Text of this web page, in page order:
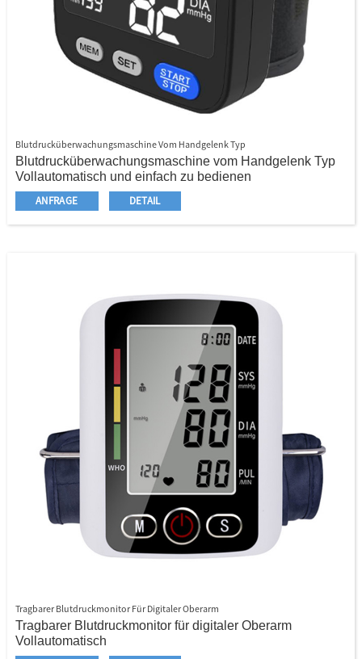
Blutdrucküberwachungsmaschine Vom Handgelenk Typ
Blutdrucküberwachungsmaschine vom Handgelenk Typ
Vollautomatisch und einfach zu bedienen
Tragbarer Handgelenkstyp
Extra große LCD -Größe
IHB -Indikator
ANFRAGE DETAIL
Tragbarer Blutdruckmonitor Für Digitaler Oberarm
Tragbarer Blutdruckmonitor für digitaler Oberarm
Vollautomatisch